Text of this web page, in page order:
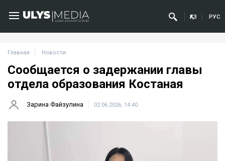
ҚАЗ РУС
Главная Новости
Сообщается о задержании главы
отдела образования Костаная
Зарина Файзулина 02.06.2026, 14:40